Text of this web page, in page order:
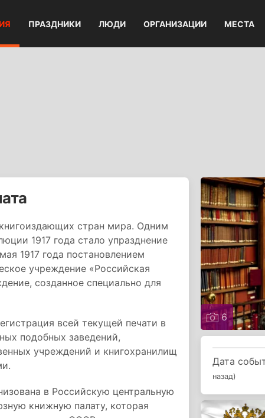
ПРАЗДНИКИ ЛЮДИ ОРГАНИЗАЦИИ МЕСТА
стран мира. Одним
1917 года стало упразднение
1917 года постановлением
учреждение «Российская
созданное специально для
всей текущей печати в
подобных заведений,
учреждений и книгохранилищ
в Российскую центральную
книжную палату, которая
6
Дата
назад)